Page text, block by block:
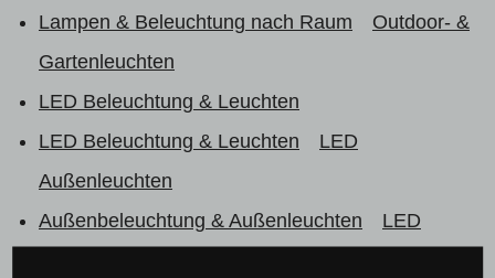
Lampen & Beleuchtung nach Raum
Outdoor- &
Gartenleuchten
LED Beleuchtung & Leuchten
LED Beleuchtung & Leuchten
LED
Außenleuchten
Außenbeleuchtung & Außenleuchten
LED